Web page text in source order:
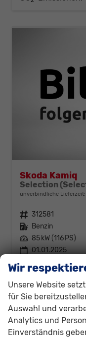
Skoda Kamiq
unverbindliche Lieferzeit:
Fahrzeugnr. 312581
Kraftstoff Benzin
Leistung 85 kW (116 PS)
01.01.2025
22.880,– €
Verbrauch
CO -Emissionen:
Wir
Unsere Website
für Sie
Auswahl und
Analytics und
Einverständnis